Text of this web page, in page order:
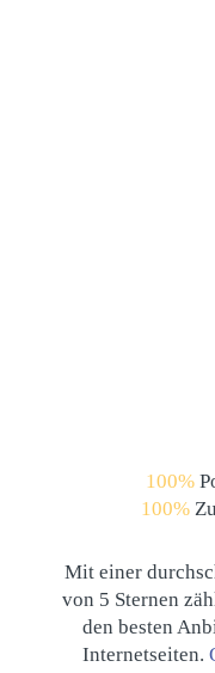
100%
100%
Mit einer
von 5 Sternen
den besten
Internetseiten.